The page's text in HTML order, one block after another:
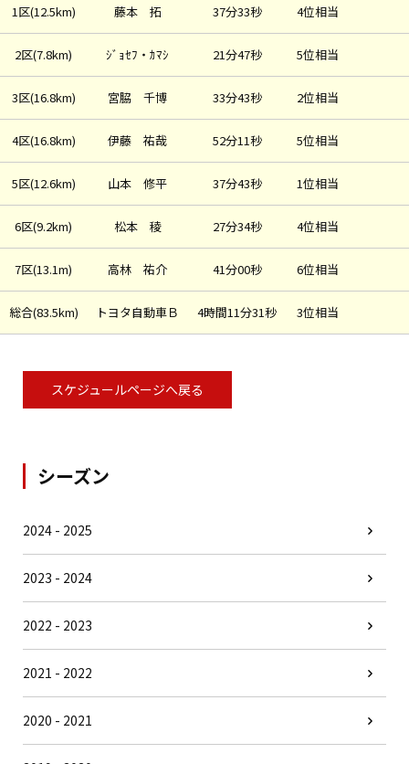
シーズン
2024 - 2025
2023 - 2024
2022 - 2023
2021 - 2022
2020 - 2021
1区(12.5km) 藤本 拓 37分33秒 4位相当
2区(7.8km) ｼﾞｮｾﾌ・ｶﾏｼ 21分47秒 5位相当
3区(16.8km) 宮脇 千博 33分43秒 2位相当
4区(16.8km) 伊藤 祐哉 52分11秒 5位相当
5区(12.6km) 山本 修平 37分43秒 1位相当
6区(9.2km) 松本 稜 27分34秒 4位相当
7区(13.1m) 高林 祐介 41分00秒 6位相当
総合(83.5km) トヨタ自動車Ｂ 4時間11分31秒 3位相当
スケジュールページへ戻る